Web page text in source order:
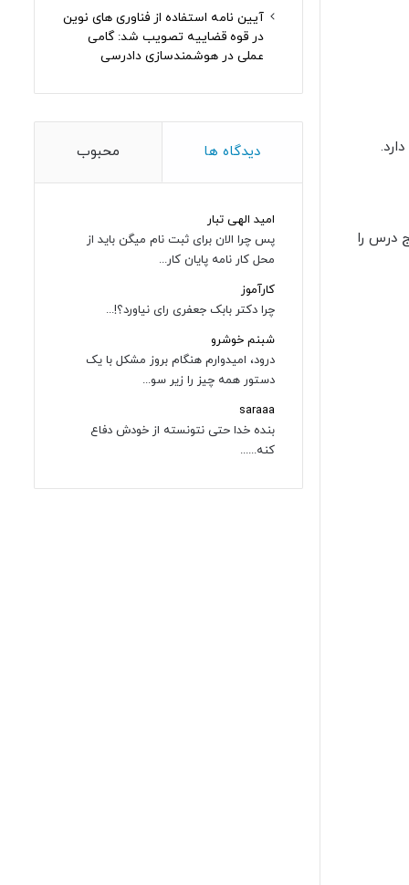
درس را
آیین نامه استفاده از فناوری های نوین
در قوه قضاییه تصویب شد: گامی
عملی در هوشمندسازی دادرسی
دیدگاه ها محبوب
امید الهی تبار
پس چرا الان برای ثبت نام میگن باید از
محل کار نامه پایان کار...
کارآموز
چرا دکتر بابک جعفری رای نیاورد؟!...
شبنم خوشرو
درود، امیدوارم هنگام بروز مشکل با یک
دستور همه چیز را زیر سو...
saraaa
بنده خدا حتی نتونسته از خودش دفاع
کنه......